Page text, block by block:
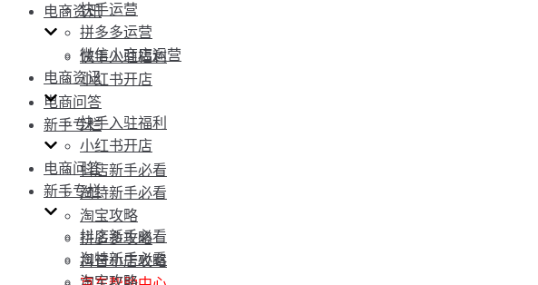
电商资讯
快手入驻福利
小红书开店
电商问答
新手专栏
抖店新手必看
淘特新手必看
淘宝攻略
拼多多攻略
抖音小店攻略
快手运营
拼多多运营
微信小商店运营
电商资讯
快手入驻福利
小红书开店
电商问答
新手专栏
抖店新手必看
淘特新手必看
淘宝攻略